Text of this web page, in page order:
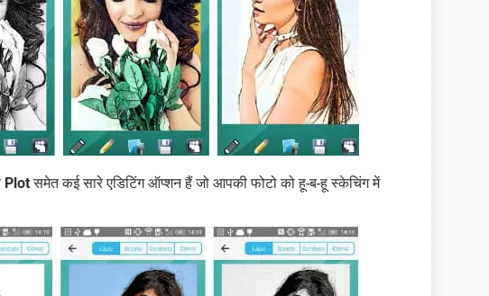
Plotसमेत कई सारे एडिटिंग ऑप्शन हैं जो आपकी फोटो को हू-ब-हू स्केचिंग में